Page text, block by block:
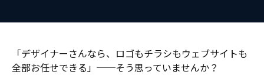
「デザイナーさんなら、ロゴもチラシもウェブサイトも
全部お任せできる」──そう思っていませんか？